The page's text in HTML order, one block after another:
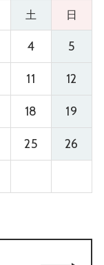
土 日
4 5
11 12
18 19
25 26